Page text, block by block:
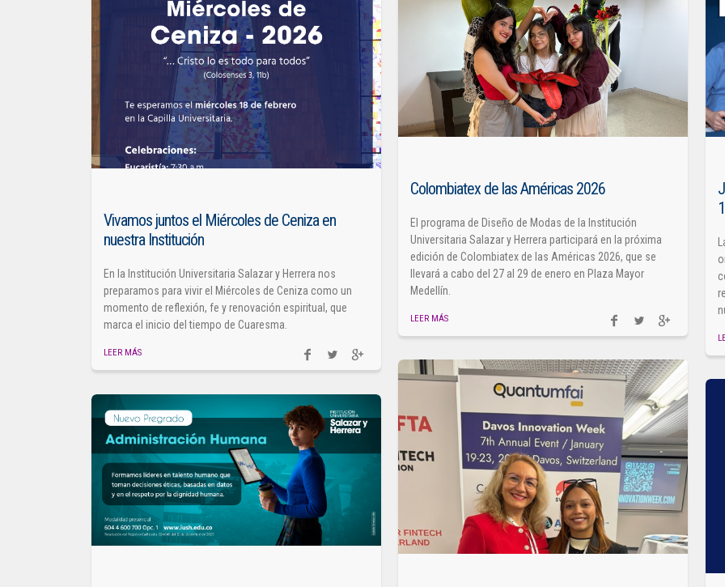
Vivamos juntos el Miércoles de Ceniza en
nuestra Institución
En la Institución Universitaria Salazar y Herrera nos
preparamos para vivir el Miércoles de Ceniza como un
momento de reflexión, fe y renovación espiritual, que
marca el inicio del tiempo de Cuaresma.
LEER MÁS
Colombiatex de las Américas 2026
El programa de Diseño de Modas de la Institución
Universitaria Salazar y Herrera participará en la próxima
edición de Colombiatex de las Américas 2026, que se
llevará a cabo del 27 al 29 de enero en Plaza Mayor
Medellín.
LEER MÁS
1